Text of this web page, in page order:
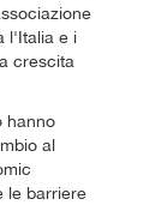
l'Italia e i
crescita
hanno
al
le barriere